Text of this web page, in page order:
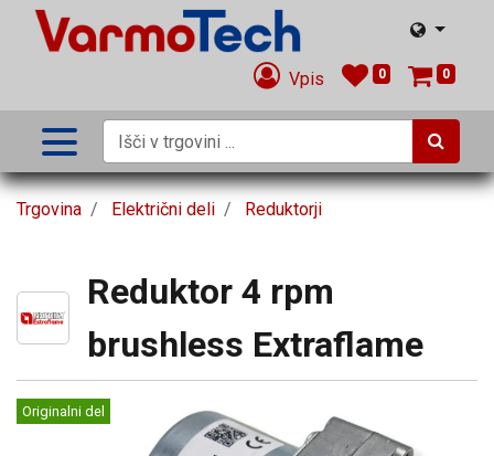
Vpis 0 0
Trgovina Električni deli Reduktorji
Reduktor 4 rpm
brushless Extraflame
Originalni del